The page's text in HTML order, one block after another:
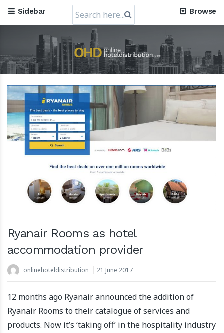
Sidebar
Search
for:
Browse
Ryanair Rooms as hotel
accommodation provider
onlinehoteldistribution 21 June 2017
12 months ago Ryanair announced the addition of
Ryanair Rooms to their catalogue of services and
products. Now it’s ‘taking off’ in the hospitality industry